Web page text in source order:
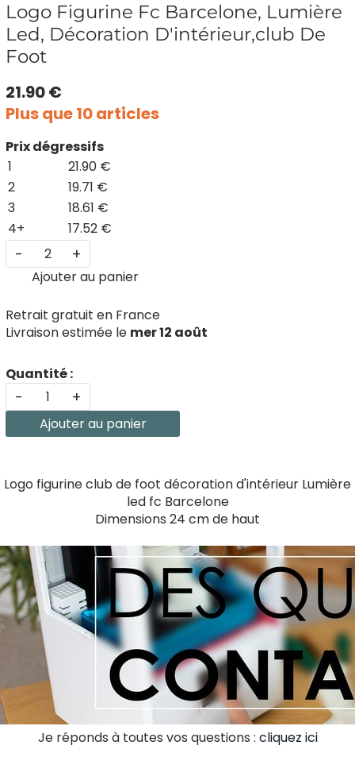
Logo Figurine Fc Barcelone, Lumière
Led, Décoration D'intérieur,club De
Foot
21.90 €
Plus que 10 articles
Prix dégressifs
1
21.90 €
2
19.71 €
3
18.61 €
4+
17.52 €
- +
Ajouter au panier
Retrait gratuit en France
Livraison estimée le mer 12 août
Quantité :
- +
Ajouter au panier
Logo figurine club de foot décoration d'intérieur Lumière
led fc Barcelone
Dimensions 24 cm de haut
Je réponds à toutes vos questions : cliquez ici